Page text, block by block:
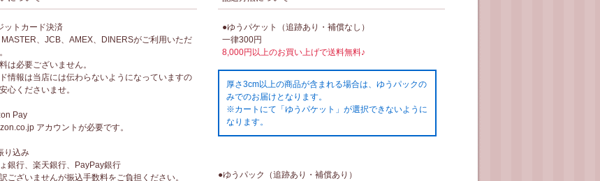
ットカード決済
、JCB、AMEX、DINERSがご利用いただ
は必要ございません。
情報は当店には伝わらないようになっていますの
心くださいませ。
Pay
アカウントが必要です。
り込み
銀行、楽天銀行、PayPay銀行
ございませんが振込手数料をご負担ください。
●ゆうパケット（追跡あり・補償なし）
一律300円
8,000円以上のお買い上げで送料無料♪
厚さ3cm以上の商品が含まれる場合は、ゆうパックの
みでのお届けとなります。
※カートにて「ゆうパケット」が選択できないように
なります。
●ゆうパック（追跡あり・補償あり）